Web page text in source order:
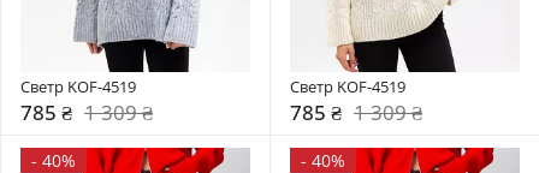
Светр KOF-4519
785 ₴ 1 309 ₴
Светр KOF-4519
785 ₴ 1 309 ₴
- 40% - 40%